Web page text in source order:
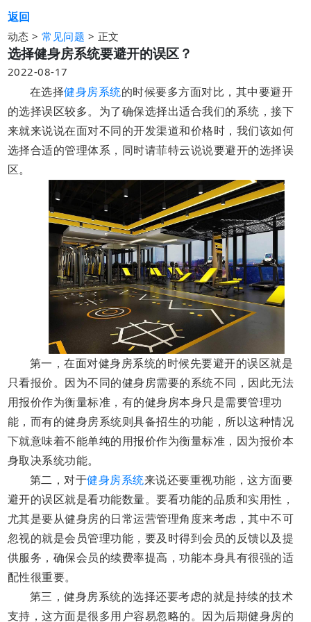
返回
动态 >常见问题 > 正文
选择健身房系统要避开的误区？
2022-08-17
在选择健身房系统的时候要多方面对比，其中要避开
的选择误区较多。为了确保选择出适合我们的系统，接下
来就来说说在面对不同的开发渠道和价格时，我们该如何
选择合适的管理体系，同时请菲特云说说要避开的选择误
区。
第一，在面对健身房系统的时候先要避开的误区就是
只看报价。因为不同的健身房需要的系统不同，因此无法
用报价作为衡量标准，有的健身房本身只是需要管理功
能，而有的健身房系统则具备招生的功能，所以这种情况
下就意味着不能单纯的用报价作为衡量标准，因为报价本
身取决系统功能。
第二， 对于健身房系统来说还要重视功能，这方面要
避开的误区就是看功能数量。要看功能的品质和实用性，
尤其是要从健身房的日常运营管理角度来考虑，其中不可
忽视的就是会员管理功能，要及时得到会员的反馈以及提
供服务，确保会员的续费率提高，功能本身具有很强的适
配性很重要。
第三，健身房系统的选择还要考虑的就是持续的技术
支持，这方面是很多用户容易忽略的。因为后期健身房的